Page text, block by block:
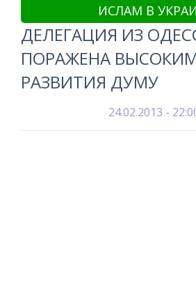
ИСЛАМ В
ДЕЛЕГАЦИЯ ИЗ
ПОРАЖЕНА
РАЗВИТИЯ ДУМУ
24.02.2013 -